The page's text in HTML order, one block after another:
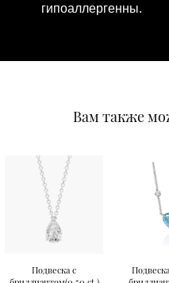
гипоаллергенны.
Вам также
Подвеска с